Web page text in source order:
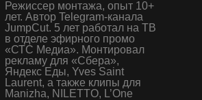
Режиссер монтажа, опыт 10+
лет. Автор Telegram-канала
JumpCut. 5 лет работал на ТВ
в отделе эфирного промо
«СТС Медиа». Монтировал
рекламу для «Сбера»,
Яндекс Еды, Yves Saint
Laurent, а также клипы для
Manizha, NILETTO, L’One